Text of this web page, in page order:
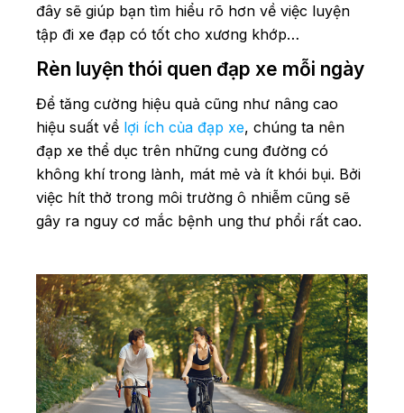
đây sẽ giúp bạn tìm hiểu rõ hơn về việc luyện
tập đi xe đạp có tốt cho xương khớp…
Rèn luyện thói quen đạp xe mỗi ngày
Để tăng cường hiệu quả cũng như nâng cao
hiệu suất về lợi ích của đạp xe, chúng ta nên
đạp xe thể dục trên những cung đường có
không khí trong lành, mát mẻ và ít khói bụi. Bởi
việc hít thở trong môi trường ô nhiễm cũng sẽ
gây ra nguy cơ mắc bệnh ung thư phổi rất cao.